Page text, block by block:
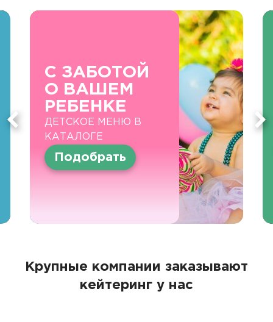
С ЗАБОТОЙ
О ВАШЕМ
РЕБЕНКЕ
ДЕТСКОЕ МЕНЮ В
КАТАЛОГЕ
Подобрать
Крупные компании заказывают
кейтеринг у нас